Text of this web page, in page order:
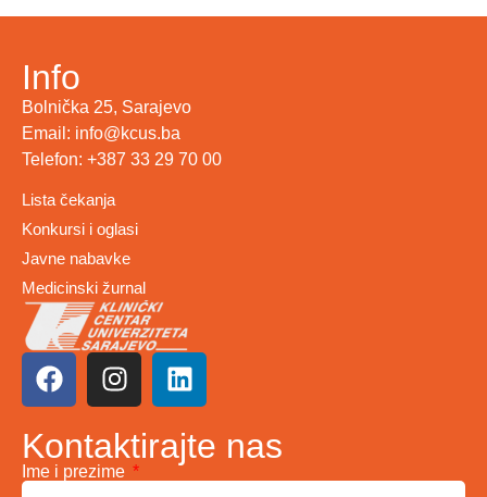
Info
Bolnička 25, Sarajevo
Email: info@kcus.ba
Telefon: +387 33 29 70 00
Lista čekanja
Konkursi i oglasi
Javne nabavke
Medicinski žurnal
Kontaktirajte nas
Ime i prezime